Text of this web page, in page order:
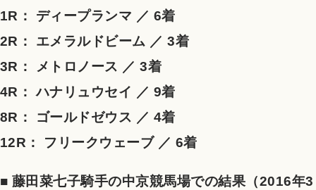
1R： ディープランマ ／ 6着
2R： エメラルドビーム ／ 3着
3R： メトロノース ／ 3着
4R： ハナリュウセイ ／ 9着
8R： ゴールドゼウス ／ 4着
12R： フリークウェーブ ／ 6着
■ 藤田菜七子騎手の中京競馬場での結果（2016年3